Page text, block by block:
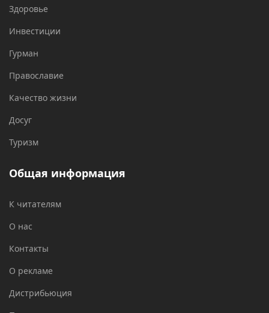
Здоровье
Инвестиции
Гурман
Православие
Качество жизни
Досуг
Туризм
Общая информация
К читателям
О нас
Контакты
О рекламе
Дистрибьюция